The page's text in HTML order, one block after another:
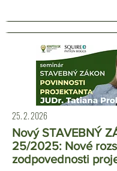
25. 2. 2026
Nový STAVEBNÝ
25/2025: Nové
zodpovednosti